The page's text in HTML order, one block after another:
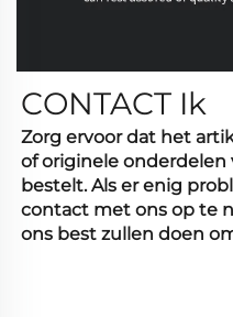
CONTACT Ik
Zorg ervoor dat het
of originele
bestelt. Als er enig
contact met ons op te
ons best zullen doen